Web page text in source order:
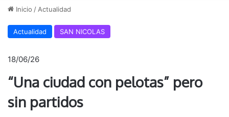
Inicio / Actualidad
Actualidad SAN NICOLAS
18/06/26
“Una ciudad con pelotas” pero
sin partidos